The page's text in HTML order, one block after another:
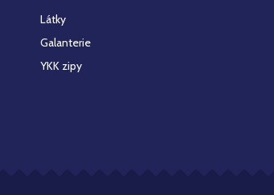
Látky
Galanterie
YKK zipy